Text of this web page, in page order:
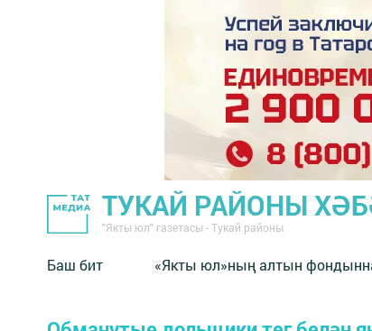
ТУКАЙ РАЙОНЫ
"Якты юл" газетасы - Тукай районы
Баш бит «Якты юл»ның алтын